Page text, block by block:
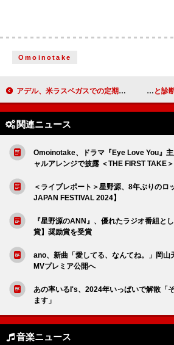
Omoinotake
アデル、米ラスベガスでの定期公演終了後の予定を明かす ザ・キュアー
関連ニュース
Omoinotake、ドラマ『Eye Love You』
ャルアレンジで披露 ＜THE FIRST TAKE＞
＜ライブレポート＞星野源、8年ぶりのロ
JAPAN FESTIVAL 2024】
『星野源のANN』、優れたラジオ番組と
賞】奨励賞を受賞
ano、新曲「愛してる、なんてね。」岡山
MVプレミア公開へ
あの率いるI's、2024年いっぱいで解散「
ます」
音楽ニュース